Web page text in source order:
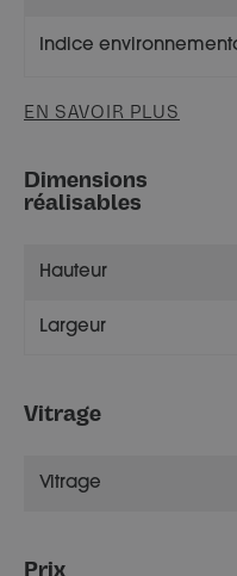
Indice
EN SAVOIR PLUS
Dimensions
réalisables
Hauteur
Largeur
Vitrage
Vitrage
Prix